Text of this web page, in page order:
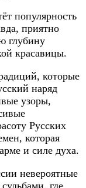
популярность
приятно
глубину
красавицы.
которые
наряд
узоры,
Русских
которая
и силе духа.
невероятные